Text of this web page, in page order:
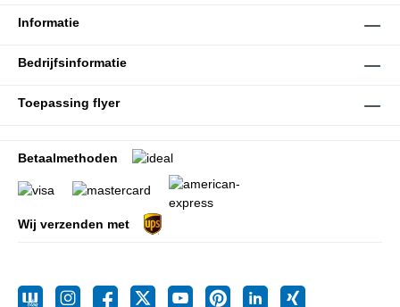
Informatie
Bedrijfsinformatie
Toepassing flyer
Betaalmethoden
Wij verzenden met